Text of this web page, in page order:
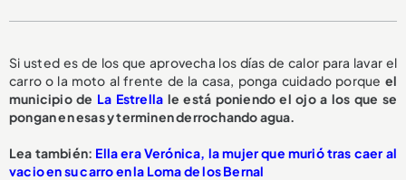
Si usted es de los que aprovecha los días de calor para lavar el
carro o la moto al frente de la casa, ponga cuidado porque el
municipio de La Estrella le está poniendo el ojo a los que se
pongan en esas y terminen derrochando agua.
Lea también: Ella era Verónica, la mujer que murió tras caer al
vacio en su carro en la Loma de los Bernal